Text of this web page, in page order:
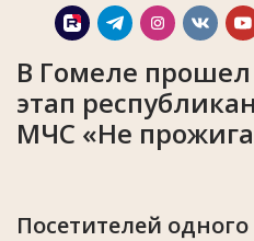
В Гомеле
этап
МЧС «Не
Посетителей